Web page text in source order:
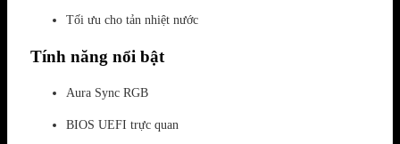
Tối ưu cho tản nhiệt nước
Tính năng nổi bật
Aura Sync RGB
BIOS UEFI trực quan